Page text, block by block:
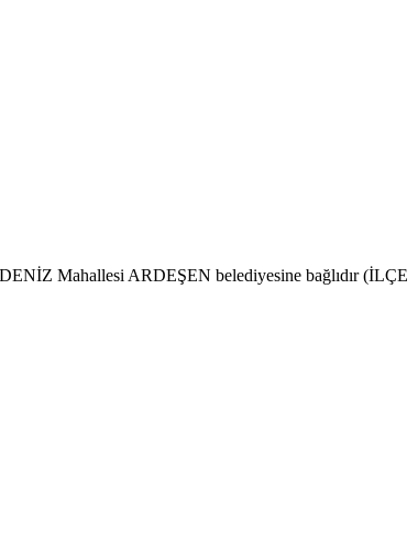
Mahallesi ARDEŞEN belediyesine bağlıdır (İLÇE